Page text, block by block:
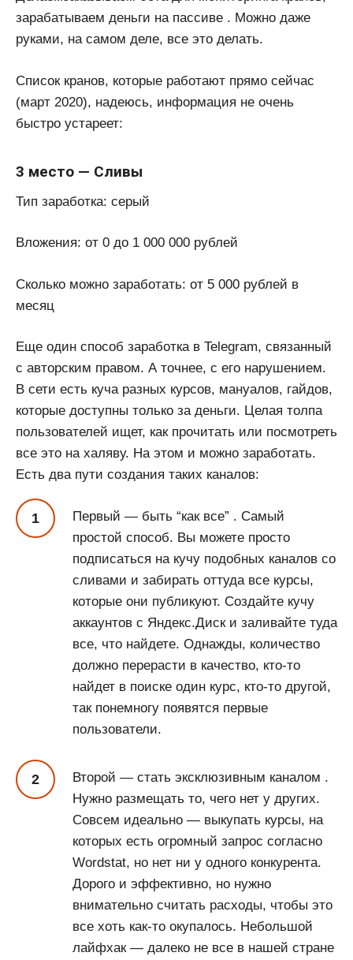
зарабатываем деньги на пассиве . Можно даже
руками, на самом деле, все это делать.
Список кранов, которые работают прямо сейчас
(март 2020), надеюсь, информация не очень
быстро устареет:
3 место — Сливы
Тип заработка: серый
Вложения: от 0 до 1 000 000 рублей
Сколько можно заработать: от 5 000 рублей в
месяц
Еще один способ заработка в Telegram, связанный
с авторским правом. А точнее, с его нарушением.
В сети есть куча разных курсов, мануалов, гайдов,
которые доступны только за деньги. Целая толпа
пользователей ищет, как прочитать или посмотреть
все это на халяву. На этом и можно заработать.
Есть два пути создания таких каналов:
Первый — быть “как все” . Самый
простой способ. Вы можете просто
подписаться на кучу подобных каналов со
сливами и забирать оттуда все курсы,
которые они публикуют. Создайте кучу
аккаунтов с Яндекс.Диск и заливайте туда
все, что найдете. Однажды, количество
должно перерасти в качество, кто-то
найдет в поиске один курс, кто-то другой,
так понемногу появятся первые
пользователи.
Второй — стать эксклюзивным каналом .
Нужно размещать то, чего нет у других.
Совсем идеально — выкупать курсы, на
которых есть огромный запрос согласно
Wordstat, но нет ни у одного конкурента.
Дорого и эффективно, но нужно
внимательно считать расходы, чтобы это
все хоть как-то окупалось. Небольшой
лайфхак — далеко не все в нашей стране